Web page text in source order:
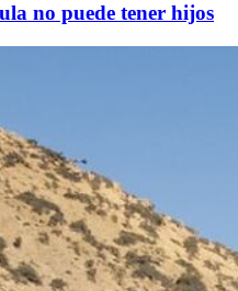
no puede tener hijos